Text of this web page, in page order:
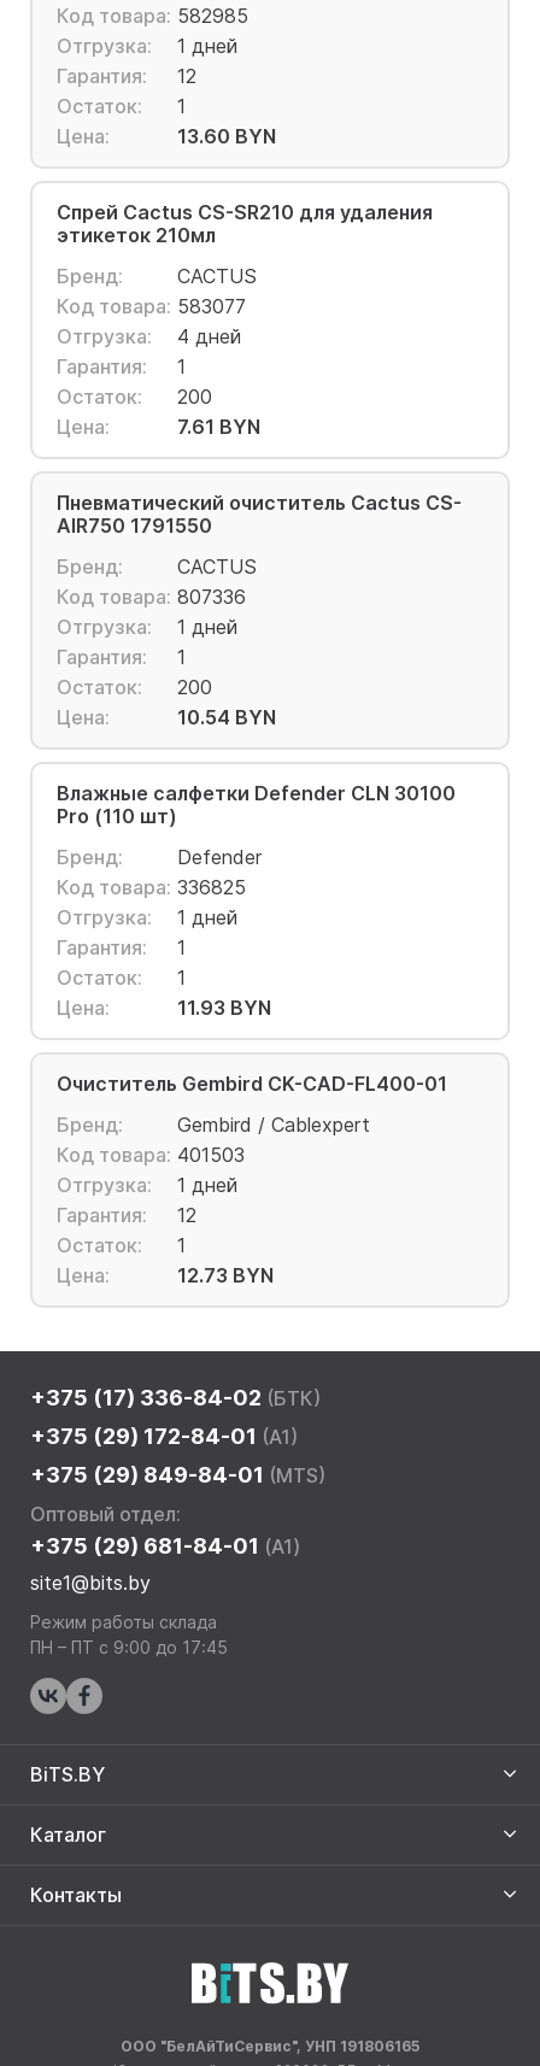
Код товара: 582985
Отгрузка:
1 дней
Гарантия:
12
Остаток:
1
Цена:
13.60 BYN
Спрей Cactus CS-SR210 для удаления
этикеток 210мл
Бренд:
CACTUS
Код товара: 583077
Отгрузка:
4 дней
Гарантия:
1
Остаток:
200
Цена:
7.61 BYN
Пневматический очиститель Cactus CS-
AIR750 1791550
Бренд:
CACTUS
Код товара: 807336
Отгрузка:
1 дней
Гарантия:
1
Остаток:
200
Цена:
10.54 BYN
Влажные салфетки Defender CLN 30100
Pro (110 шт)
Бренд:
Defender
Код товара: 336825
Отгрузка:
1 дней
Гарантия:
1
Остаток:
1
Цена:
11.93 BYN
Очиститель Gembird CK-CAD-FL400-01
Бренд:
Gembird / Cablexpert
Код товара: 401503
Отгрузка:
1 дней
Гарантия:
12
Остаток:
1
Цена:
12.73 BYN
+375 (17) 336-84-02 (БТК)
+375 (29) 172-84-01 (A1)
+375 (29) 849-84-01 (MTS)
Оптовый отдел:
+375 (29) 681-84-01 (A1)
site1@bits.by
Режим работы склада
ПН – ПТ с 9:00 до 17:45
BiTS.BY
Каталог
Контакты
ООО "БелАйТиСервис", УНП 191806165